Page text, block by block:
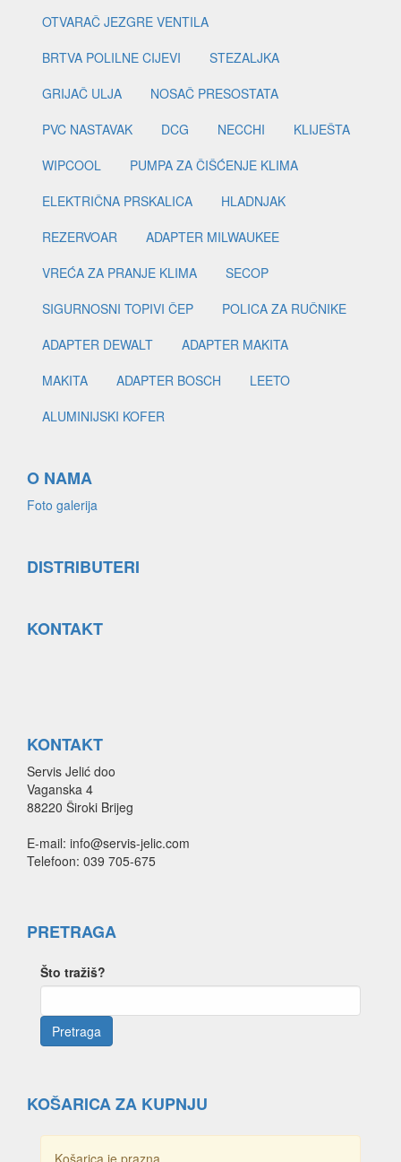
OTVARAČ JEZGRE VENTILA
BRTVA POLILNE CIJEVI
STEZALJKA
GRIJAČ ULJA
NOSAČ PRESOSTATA
PVC NASTAVAK
DCG NECCHI
KLIJEŠTA
WIPCOOL
PUMPA ZA ČIŠĆENJE KLIMA
ELEKTRIČNA PRSKALICA
HLADNJAK
REZERVOAR
ADAPTER MILWAUKEE
VREĆA ZA PRANJE KLIMA
SECOP
SIGURNOSNI TOPIVI ČEP
POLICA ZA RUČNIKE
ADAPTER DEWALT
ADAPTER MAKITA
MAKITA
ADAPTER BOSCH
LEETO
ALUMINIJSKI KOFER
O NAMA
Foto galerija
DISTRIBUTERI
KONTAKT
KONTAKT
Servis Jelić doo
Vaganska 4
88220 Široki Brijeg
E-mail: info@servis-jelic.com
Telefoon: 039 705-675
PRETRAGA
Što tražiš?
KOŠARICA ZA KUPNJU